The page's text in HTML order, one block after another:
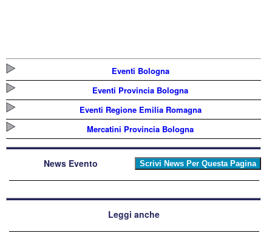
Eventi Bologna
Eventi Provincia Bologna
Eventi Regione Emilia Romagna
Mercatini Provincia Bologna
News Evento
Leggi anche